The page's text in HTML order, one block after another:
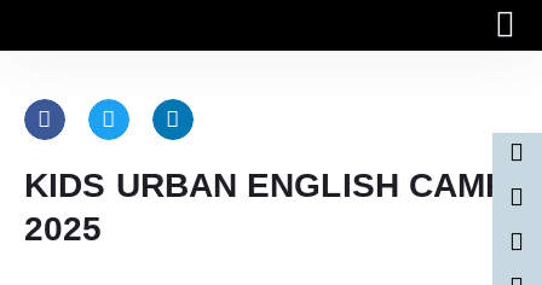
KIDS URBAN ENGLISH CAMP
2025